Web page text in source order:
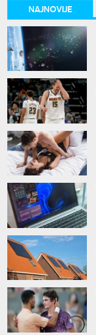
NAJNOVIJE